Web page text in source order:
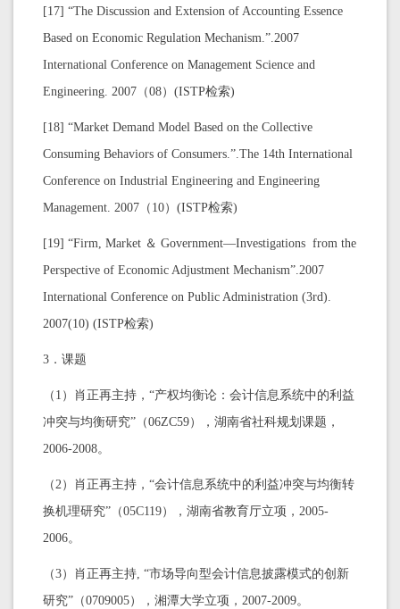
[17] “The Discussion and Extension of Accounting Essence
Based on Economic Regulation Mechanism.”.2007
International Conference on Management Science and
Engineering. 2007（08）(ISTP检索)
[18] “Market Demand Model Based on the Collective
Consuming Behaviors of Consumers.”.The 14th International
Conference on Industrial Engineering and Engineering
Management. 2007（10）(ISTP检索)
[19] “Firm, Market ＆ Government—Investigations from the
Perspective of Economic Adjustment Mechanism”.2007
International Conference on Public Administration (3rd).
2007(10) (ISTP检索)
3．课题
（1）肖正再主持，“产权均衡论：会计信息系统中的利益
冲突与均衡研究”（06ZC59），湖南省社科规划课题，
2006-2008。
（2）肖正再主持，“会计信息系统中的利益冲突与均衡转
换机理研究”（05C119），湖南省教育厅立项，2005-
2006。
（3）肖正再主持, “市场导向型会计信息披露模式的创新
研究”（0709005），湘潭大学立项，2007-2009。